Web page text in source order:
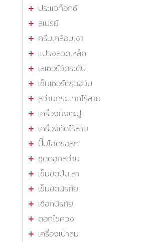
ประแจท็อกซ์
สเปรย์
ครีมเคลือบเงา
แปรงลวดเหล็ก
เลเซอร์วัดระดับ
เซ็นเซอร์ตรวจจับ
สว่านกระแทกไร้สาย
เครื่องยิงตะปู
เครื่องตัดไร้สาย
ปั๊มไฮดรอลิก
ชุดดอกสว่าน
เข็มขัดปีนเสา
เข็มขัดนิรภัย
เชือกนิรภัย
ดอกไขควง
เครื่องเป่าลม